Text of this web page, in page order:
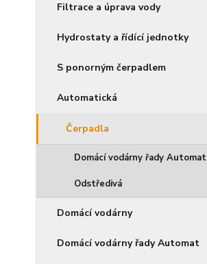
Filtrace a úprava vody
Hydrostaty a řídící jednotky
S ponorným čerpadlem
Automatická
Čerpadla
Domácí vodárny řady Automat
Odstředivá
Domácí vodárny
Domácí vodárny řady Automat